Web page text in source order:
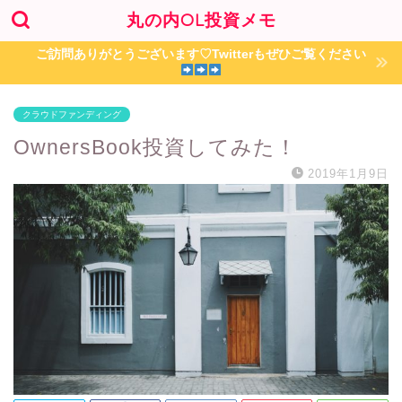
丸の内OL投資メモ
ご訪問ありがとうございます♡Twitterもぜひご覧ください
クラウドファンディング
OwnersBook投資してみた！
2019年1月9日